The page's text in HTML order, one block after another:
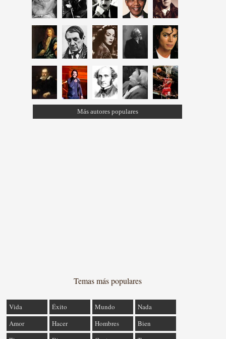
Más autores populares
Temas más populares
Vida Éxito Mundo
Nada
Amor
Hacer Hombres
Bien